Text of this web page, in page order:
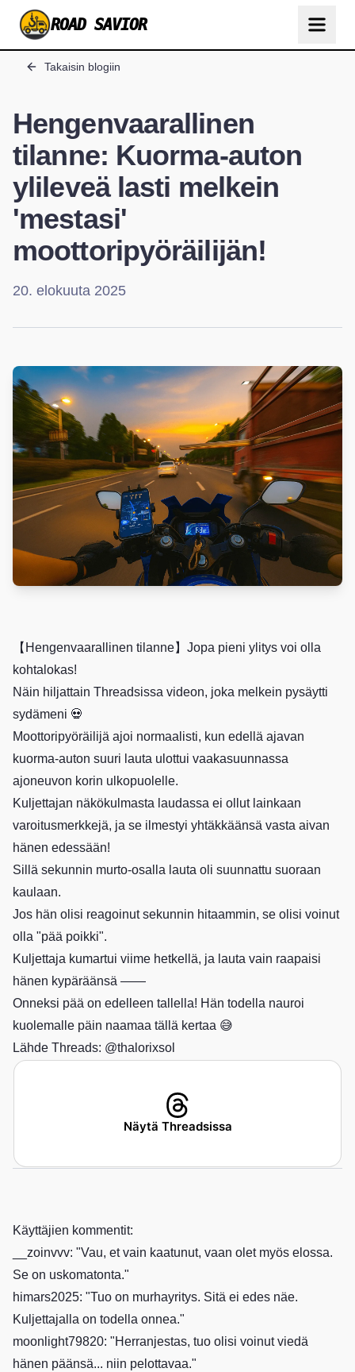
ROAD SAVIOR
Takaisin blogiin
Hengenvaarallinen
tilanne: Kuorma-auton
ylileveä lasti melkein
'mestasi'
moottoripyöräilijän!
20. elokuuta 2025
【Hengenvaarallinen tilanne】Jopa pieni ylitys voi olla
kohtalokas!
Näin hiljattain Threadsissa videon, joka melkein pysäytti
sydämeni 💀
Moottoripyöräilijä ajoi normaalisti, kun edellä ajavan
kuorma-auton suuri lauta ulottui vaakasuunnassa
ajoneuvon korin ulkopuolelle.
Kuljettajan näkökulmasta laudassa ei ollut lainkaan
varoitusmerkkejä, ja se ilmestyi yhtäkkäänsä vasta aivan
hänen edessään!
Sillä sekunnin murto-osalla lauta oli suunnattu suoraan
kaulaan.
Jos hän olisi reagoinut sekunnin hitaammin, se olisi voinut
olla "pää poikki".
Kuljettaja kumartui viime hetkellä, ja lauta vain raapaisi
hänen kypäräänsä ——
Onneksi pää on edelleen tallella! Hän todella nauroi
kuolemalle päin naamaa tällä kertaa 😅
Lähde Threads: @thalorixsol
Näytä Threadsissa
Käyttäjien kommentit:
__zoinvvv: "Vau, et vain kaatunut, vaan olet myös elossa.
Se on uskomatonta."
himars2025: "Tuo on murhayritys. Sitä ei edes näe.
Kuljettajalla on todella onnea."
moonlight79820: "Herranjestas, tuo olisi voinut viedä
hänen päänsä... niin pelottavaa."